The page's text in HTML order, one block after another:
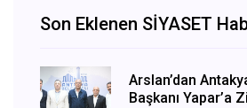
Son Eklenen SİYASET
Arslan’dan
Başkanı Yapar’a